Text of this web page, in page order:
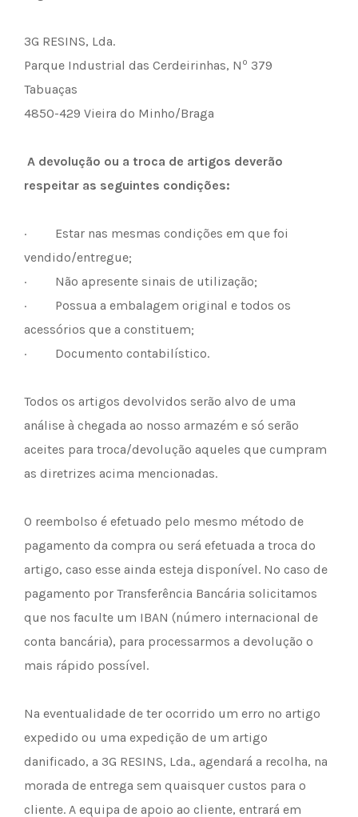
3G RESINS, Lda.
Parque Industrial das Cerdeirinhas, N º 379
Tabuaças
4850-429 Vieira do Minho/Braga
A devolução ou a troca de artigos deverão
respeitar as seguintes condições:
· Estar nas mesmas condições em que foi
vendido/entregue;
· Não apresente sinais de utilização;
· Possua a embalagem original e todos os
acessórios que a constituem;
· Documento contabilístico.
Todos os artigos devolvidos serão alvo de uma
análise à chegada ao nosso armazém e só serão
aceites para troca/devolução aqueles que cumpram
as diretrizes acima mencionadas.
O reembolso é efetuado pelo mesmo método de
pagamento da compra ou será efetuada a troca do
artigo, caso esse ainda esteja disponível. No caso de
pagamento por Transferência Bancária solicitamos
que nos faculte um IBAN (número internacional de
conta bancária), para processarmos a devolução o
mais rápido possível.
Na eventualidade de ter ocorrido um erro no artigo
expedido ou uma expedição de um artigo
danificado, a 3G RESINS, Lda., agendará a recolha, na
morada de entrega sem quaisquer custos para o
cliente. A equipa de apoio ao cliente, entrará em